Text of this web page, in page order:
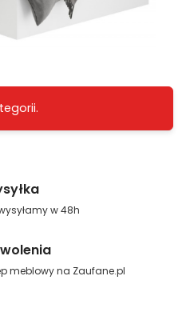
w 48h
meblowy na Zaufane.pl